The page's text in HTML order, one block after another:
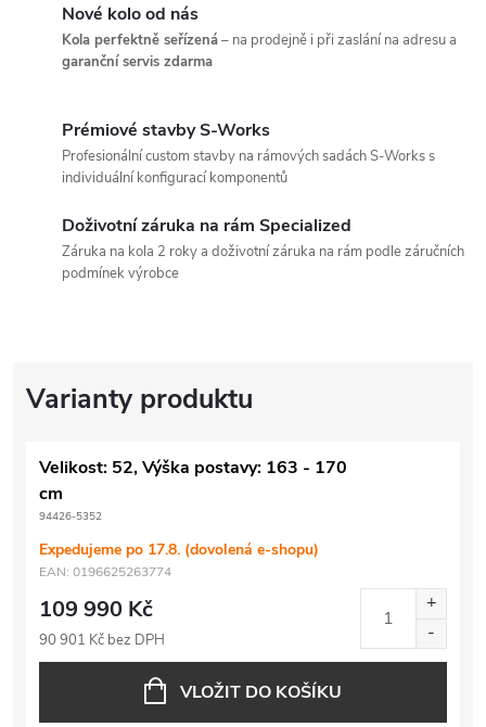
Nové kolo od nás
Kola perfektně seřízená– na prodejně i při zaslání na adresu a
garanční servis zdarma
Prémiové stavby S-Works
Profesionální custom stavby na rámových sadách S-Works s
individuální konfigurací komponentů
Doživotní záruka na rám Specialized
Záruka na kola 2 roky a doživotní záruka na rám podle záručních
podmínek výrobce
Velikost: 52, Výška postavy: 163 - 170
cm
94426-5352
Expedujeme po 17.8. (dovolená e-shopu)
EAN: 0196625263774
109 990 Kč
90 901 Kč bez DPH
VLOŽIT DO KOŠÍKU